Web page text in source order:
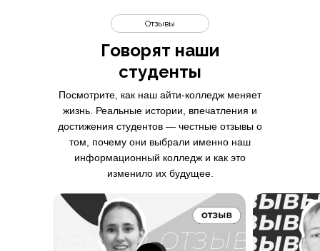
Говорят наши
студенты
Отзывы
Посмотрите, как наш айти-колледж меняет
жизнь. Реальные истории, впечатления и
достижения студентов — честные отзывы о
том, почему они выбрали именно наш
информационный колледж и как это
изменило их будущее.